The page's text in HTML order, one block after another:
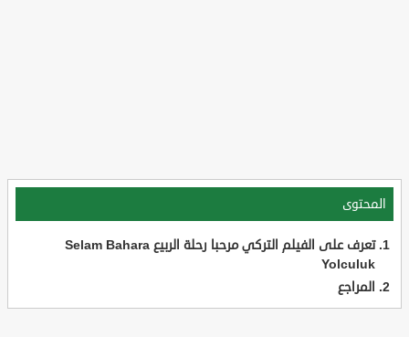
المحتوى
تعرف على الفيلم التركي مرحبا رحلة الربيع Selam Bahara
Yolculuk
المراجع